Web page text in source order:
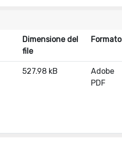
Dimensione del
file
Formato
527.98 kB
Adobe
PDF